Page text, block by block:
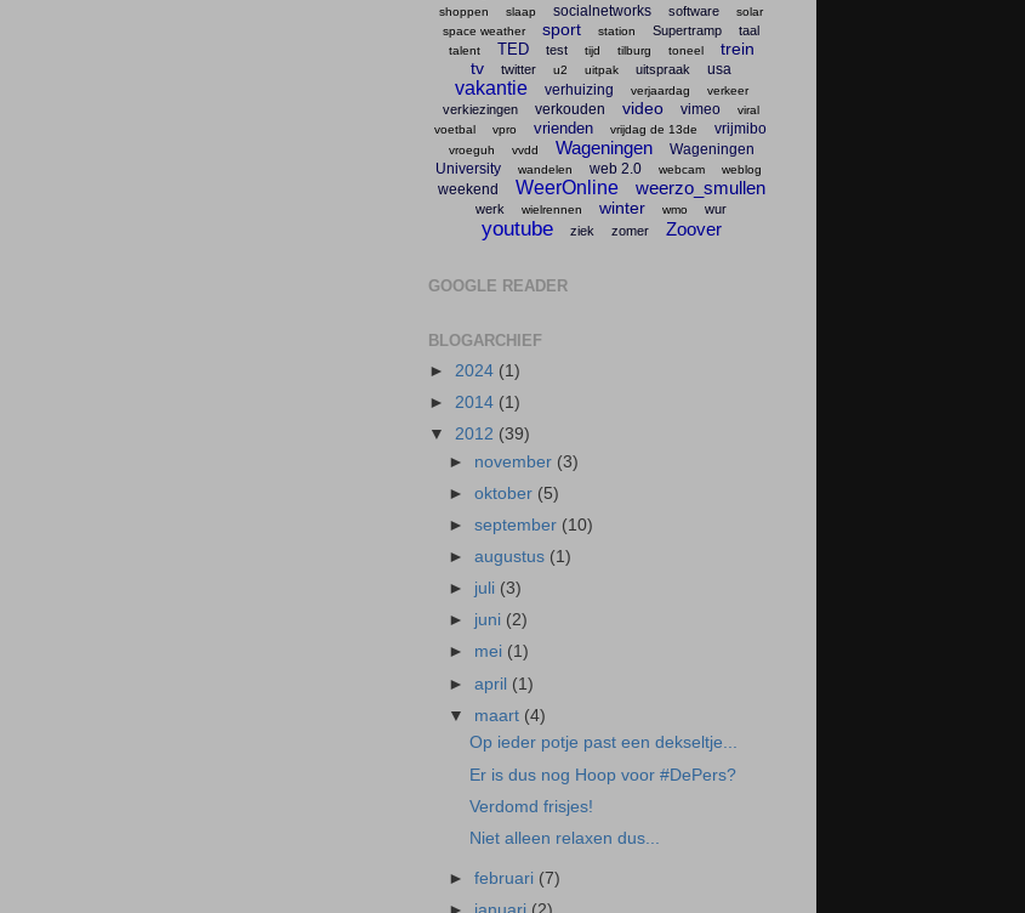
shoppen
slaap socialnetworks software
solar
space weather
sport station Supertramp taal
talent TED test tijd tilburg toneel
trein
tv
twitter u2 uitpak uitspraak usa
vakantie verhuizing verjaardag verkeer
verkiezingen verkouden video vimeo
viral
voetbal
vpro vrienden vrijdag de 13de vrijmibo
vroeguh vvdd Wageningen
Wageningen
University
wandelen web 2.0 webcam weblog
weekend WeerOnline weerzo_smullen
werk wielrennen winter wmo wur
youtube ziek zomer Zoover
GOOGLE READER
BLOGARCHIEF
► 2024 (1)
► 2014 (1)
▼ 2012 (39)
► november (3)
►oktober (5)
►september (10)
►augustus (1)
► juli (3)
► juni (2)
► mei (1)
►april (1)
▼ maart (4)
Op ieder potje past een dekseltje...
Er is dus nog Hoop voor #DePers?
Verdomd frisjes!
Niet alleen relaxen dus...
►februari (7)